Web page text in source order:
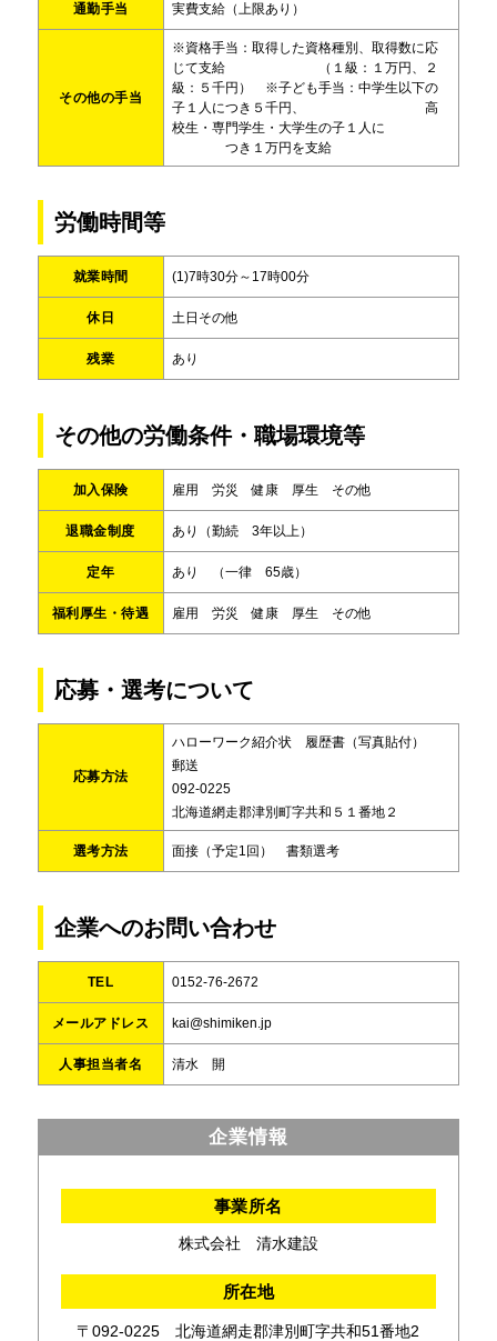
通勤手当 実費支給（上限あり）
その他の手当
※資格手当：取得した資格種別、取得数に応
じて支給 （１級：１万円、２
級：５千円） ※子ども手当：中学生以下の
子１人につき５千円、 高
校生・専門学生・大学生の子１人に
つき１万円を支給
労働時間等
就業時間 (1)7時30分～17時00分
休日 土日その他
残業 あり
その他の労働条件・職場環境等
加入保険 雇用 労災 健康 厚生 その他
退職金制度 あり（勤続 3年以上）
定年 あり （一律 65歳）
福利厚生・待遇 雇用 労災 健康 厚生 その他
応募・選考について
応募方法
ハローワーク紹介状 履歴書（写真貼付）
郵送
092-0225
北海道網走郡津別町字共和５１番地２
選考方法 面接（予定1回） 書類選考
企業へのお問い合わせ
TEL 0152-76-2672
メールアドレス kai@shimiken.jp
人事担当者名 清水 開
企業情報
事業所名
株式会社 清水建設
所在地
〒092-0225 北海道網走郡津別町字共和51番地2